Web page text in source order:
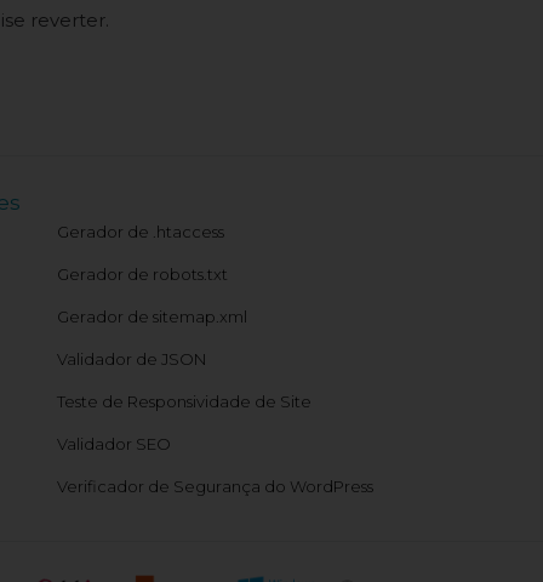
reverter.
Gerador de .htaccess
Gerador de robots.txt
Gerador de sitemap.xml
Validador de JSON
Teste de Responsividade de Site
Validador SEO
Verificador de Segurança do WordPress